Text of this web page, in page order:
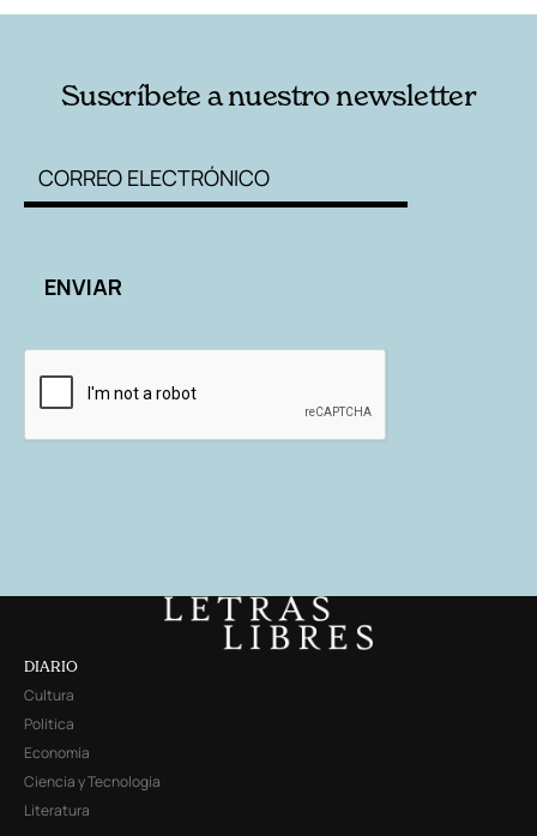
Suscríbete a nuestro newsletter
DIARIO
Cultura
Política
Economía
Ciencia y Tecnología
Literatura